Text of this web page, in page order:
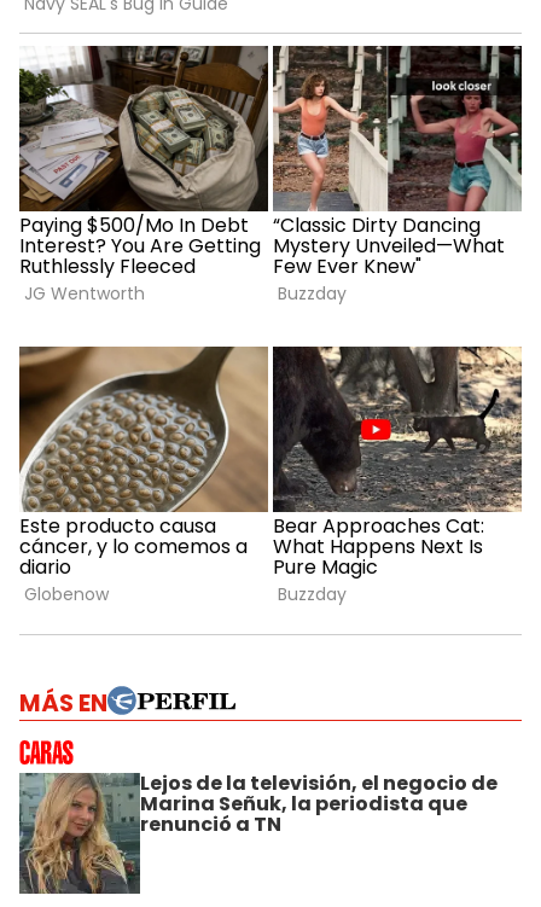
MÁS EN
Lejos de la televisión, el negocio de
Marina Señuk, la periodista que
renunció a TN